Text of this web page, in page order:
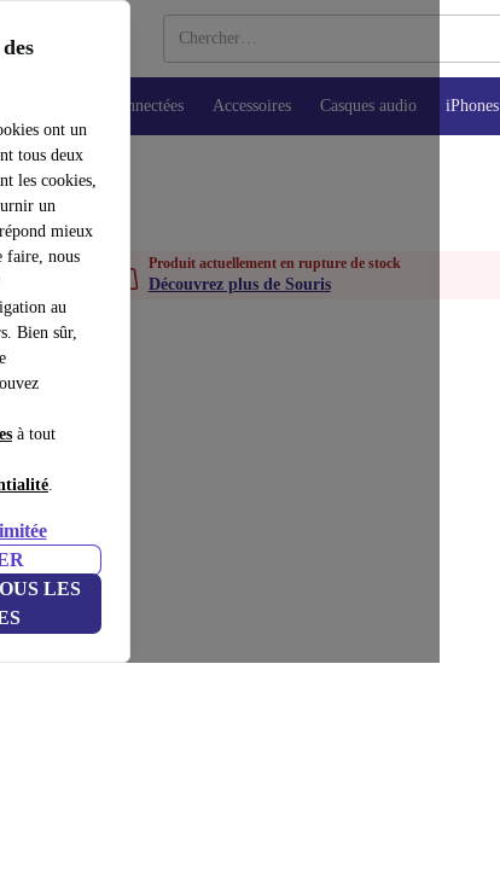
ont un
tous deux
les cookies,
un
mieux
faire, nous
au
Bien sûr,
à tout
.
LES
Montres connectées Accessoires Casques audio iPhones
Produit actuellement en rupture de stock
Découvrez plus de Souris